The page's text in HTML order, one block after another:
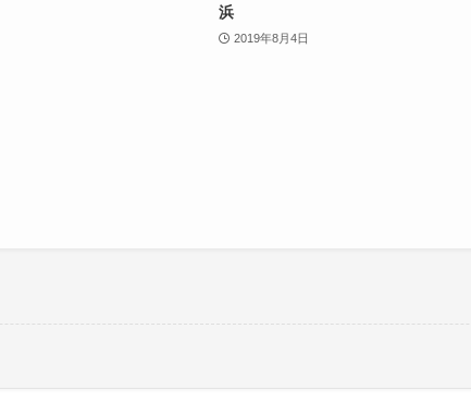
浜
2019年8月4日